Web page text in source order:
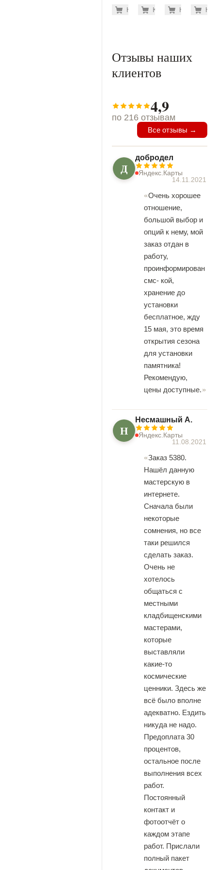
могилу
-7%
Купитьмогилу
-7%
Купитьмогилу
-
Купитьмогилу
Отзывы наших
клиентов
4,9
по 216 отзывам
Все отзывы →
Д
добродел
Яндекс.Карты
14.11.2021
Очень хорошее
отношение,
большой выбор и
опций к нему, мой
заказ отдан в
работу,
проинформирован
смс- кой,
хранение до
установки
бесплатное, жду
15 мая, это время
открытия сезона
для установки
памятника!
Рекомендую,
цены доступные.
Н
Несмашный А.
Яндекс.Карты
11.08.2021
Заказ 5380.
Нашёл данную
мастерскую в
интернете.
Сначала были
некоторые
сомнения, но все
таки решился
сделать заказ.
Очень не
хотелось
общаться с
местными
кладбищенскими
мастерами,
которые
выставляли
какие-то
космические
ценники. Здесь же
всё было вполне
адекватно. Ездить
никуда не надо.
Предоплата 30
процентов,
остальное после
выполнения всех
работ.
Постоянный
контакт и
фотоотчёт о
каждом этапе
работ. Прислали
полный пакет